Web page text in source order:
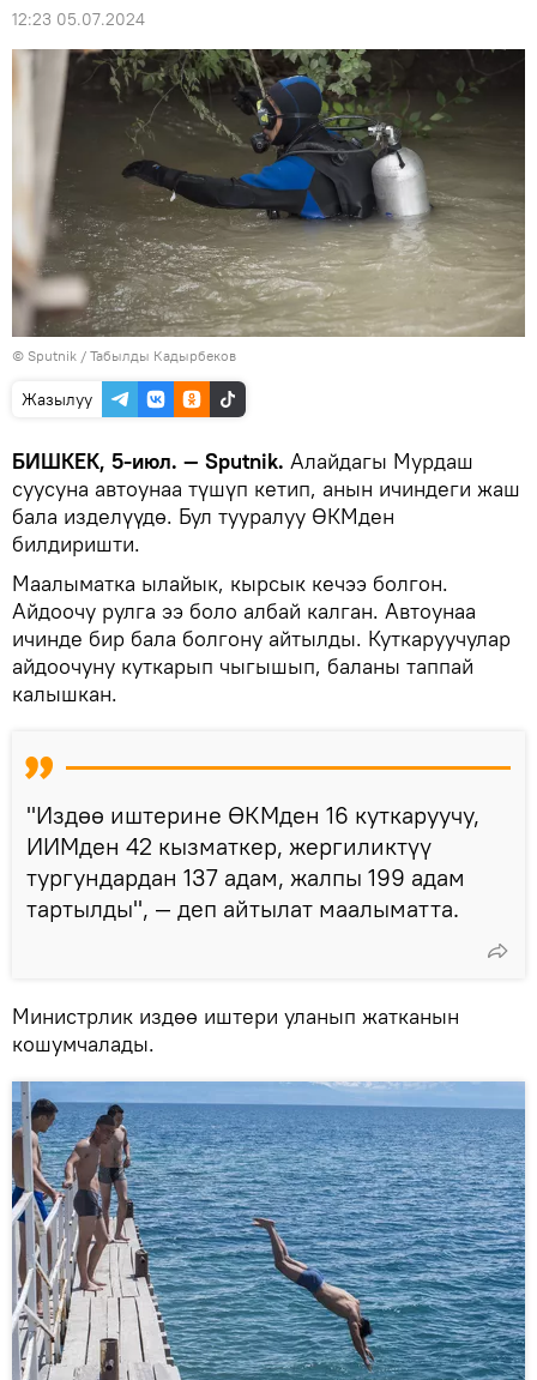
12:23 05.07.2024
© Sputnik / Табылды Кадырбеков
Жазылуу
БИШКЕК, 5-июл. — Sputnik. Алайдагы Мурдаш
суусуна автоунаа түшүп кетип, анын ичиндеги жаш
бала изделүүдө. Бул тууралуу ӨКМден
билдиришти.
Маалыматка ылайык, кырсык кечээ болгон.
Айдоочу рулга ээ боло албай калган. Автоунаа
ичинде бир бала болгону айтылды. Куткаруучулар
айдоочуну куткарып чыгышып, баланы таппай
калышкан.
"Издөө иштерине ӨКМден 16 куткаруучу,
ИИМден 42 кызматкер, жергиликтүү
тургундардан 137 адам, жалпы 199 адам
тартылды", — деп айтылат маалыматта.
Министрлик издөө иштери уланып жатканын
кошумчалады.